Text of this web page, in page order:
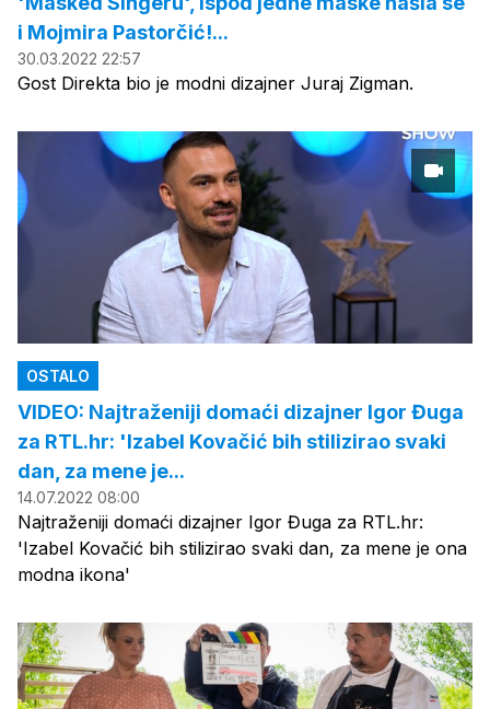
i Mojmira Pastorčić!...
30.03.2022 22:57
Gost Direkta bio je modni dizajner Juraj Zigman.
OSTALO
VIDEO: Najtraženiji domaći dizajner Igor Đuga
za RTL.hr: 'Izabel Kovačić bih stilizirao svaki
dan, za mene je...
14.07.2022 08:00
Najtraženiji domaći dizajner Igor Đuga za RTL.hr:
'Izabel Kovačić bih stilizirao svaki dan, za mene je ona
modna ikona'